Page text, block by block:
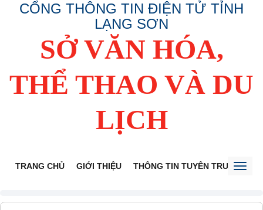
CỔNG THÔNG TIN ĐIỆN TỬ TỈNH
LẠNG SƠN
SỞ VĂN HÓA,
THỂ THAO VÀ DU
LỊCH
TRANG CHỦ GIỚI THIỆU THÔNG TIN TUYÊN TRUYỀN